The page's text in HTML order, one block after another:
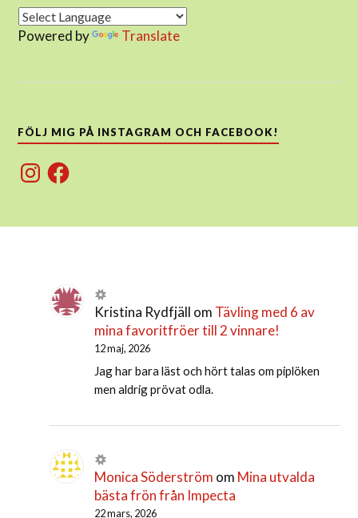
Powered by Translate
FÖLJ MIG PÅ INSTAGRAM OCH FACEBOOK!
InstagramFacebook
Kristina Rydfjäll om Tävling med 6 av
mina favoritfröer till 2 vinnare!
12 maj, 2026
Jag har bara läst och hört talas om piplöken
men aldrig prövat odla.
Monica Söderström om Mina utvalda
bästa frön från Impecta
22 mars, 2026